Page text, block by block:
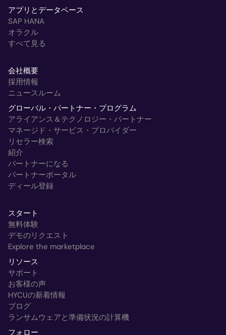
アプリとデータベース
SAP HANA
オラクル
すべて見る
会社概要
採用情報
ニュースルーム
グローバル・パートナー・プログラム
アライアンス＆テクノロジー・パートナー
マネージド・サービス・プロバイダー
リセラー検索
紹介
パートナーになる
パートナーポータル
ディール登録
スタート
無料体験
デモのリクエスト
Explore the marketplace
リソース
サポート
お客様の声
HYCUの新着情報
ブログ
ランサムウェアと準備状況の計算機
フォロー